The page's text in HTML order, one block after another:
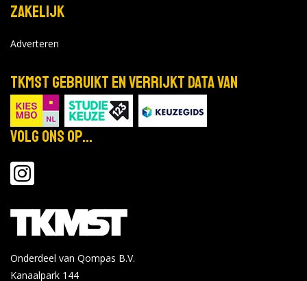
Zakelijk
Adverteren
TKMST gebruikt en verrijkt data van
Volg ons op...
Onderdeel van Qompas B.V.
Kanaalpark 144